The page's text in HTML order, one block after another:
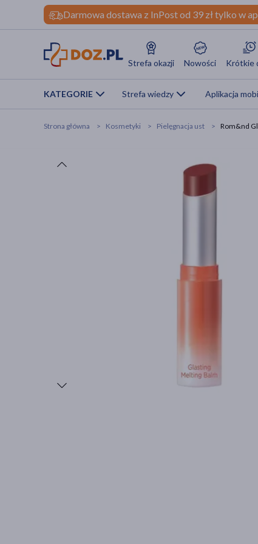
Darmowa dostawa z InPost od 39 zł tylko w
Strefa okazji Nowości Krótkie
KATEGORIE Strefa wiedzy Aplikacja
Strona główna Kosmetyki Pielęgnacja ust Rom&nd